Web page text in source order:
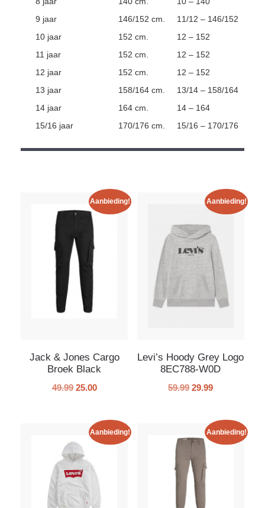
9 jaar
146/152 cm.
11/12 – 146/152
10 jaar
152 cm.
12 – 152
11 jaar
152 cm.
12 – 152
12 jaar
152 cm.
12 – 152
13 jaar
158/164 cm.
13/14 – 158/164
14 jaar
164 cm.
14 – 164
15/16 jaar
170/176 cm. 15/16 – 170/176
Aanbieding!
Jack & Jones Cargo
Broek Black
49.99 25.00
Aanbieding!
Levi’s Hoody Grey Logo
8EC788-W0D
59.99 29.99
Aanbieding! Aanbieding!